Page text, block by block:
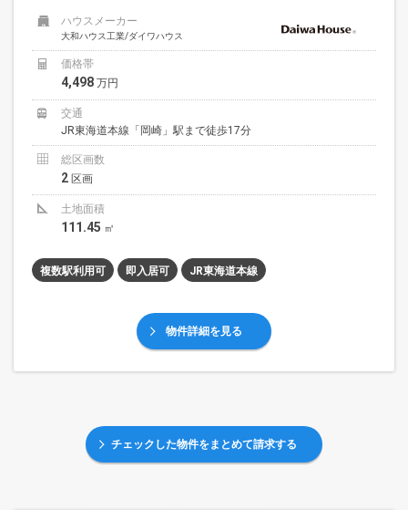
ハウスメーカー
大和ハウス工業/ダイワハウス
価格帯
4,498 万円
交通
JR東海道本線「岡崎」駅まで徒歩17分
総区画数
2 区画
土地面積
111.45 ㎡
複数駅利用可 即入居可 JR東海道本線
物件詳細を見る
チェックした物件をまとめて請求する